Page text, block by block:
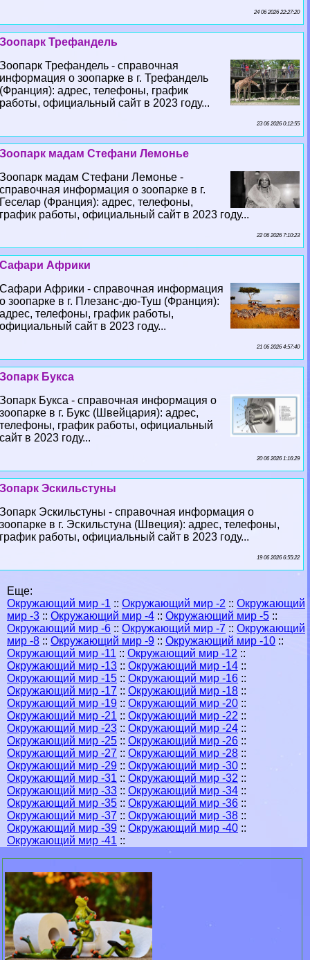
24 06 2026 22:27:20
Зоопарк Трефандель
Зоопарк Трефандель - справочная
информация о зоопарке в г. Трефандель
(Франция): адрес, телефоны, график
работы, официальный сайт в 2023 году...
23 06 2026 0:12:55
Зоопарк мадам Стефани Лемонье
Зоопарк мадам Стефани Лемонье -
справочная информация о зоопарке в г.
Геселар (Франция): адрес, телефоны,
график работы, официальный сайт в 2023 году...
22 06 2026 7:10:23
Сафари Африки
Сафари Африки - справочная информация
о зоопарке в г. Плезанс-дю-Туш (Франция):
адрес, телефоны, график работы,
официальный сайт в 2023 году...
21 06 2026 4:57:40
Зопарк Букса
Зопарк Букса - справочная информация о
зоопарке в г. Букс (Швейцария): адрес,
телефоны, график работы, официальный
сайт в 2023 году...
20 06 2026 1:16:29
Зопарк Эскильстуны
Зопарк Эскильстуны - справочная информация о
зоопарке в г. Эскильстуна (Швеция): адрес, телефоны,
график работы, официальный сайт в 2023 году...
19 06 2026 6:55:22
Еще:
Окружающий мир -1 :: Окружающий мир -2 :: Окружающий
мир -3 :: Окружающий мир -4 :: Окружающий мир -5 ::
Окружающий мир -6 :: Окружающий мир -7 :: Окружающий
мир -8 :: Окружающий мир -9 :: Окружающий мир -10 ::
Окружающий мир -11 :: Окружающий мир -12 ::
Окружающий мир -13 :: Окружающий мир -14 ::
Окружающий мир -15 :: Окружающий мир -16 ::
Окружающий мир -17 :: Окружающий мир -18 ::
Окружающий мир -19 :: Окружающий мир -20 ::
Окружающий мир -21 :: Окружающий мир -22 ::
Окружающий мир -23 :: Окружающий мир -24 ::
Окружающий мир -25 :: Окружающий мир -26 ::
Окружающий мир -27 :: Окружающий мир -28 ::
Окружающий мир -29 :: Окружающий мир -30 ::
Окружающий мир -31 :: Окружающий мир -32 ::
Окружающий мир -33 :: Окружающий мир -34 ::
Окружающий мир -35 :: Окружающий мир -36 ::
Окружающий мир -37 :: Окружающий мир -38 ::
Окружающий мир -39 :: Окружающий мир -40 ::
Окружающий мир -41 ::